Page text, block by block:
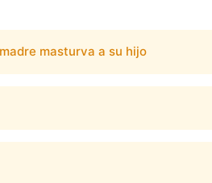
madre masturva a su hijo